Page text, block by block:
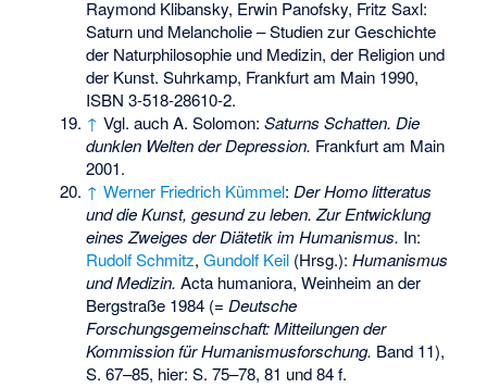
Raymond Klibansky, Erwin Panofsky, Fritz Saxl:
Saturn und Melancholie – Studien zur Geschichte
der Naturphilosophie und Medizin, der Religion und
der Kunst. Suhrkamp, Frankfurt am Main 1990,
ISBN 3-518-28610-2.
↑ Vgl. auch A. Solomon:Saturns Schatten. Die
dunklen Welten der Depression. Frankfurt am Main
2001.
↑ Werner Friedrich Kümmel:Der Homo litteratus
und die Kunst, gesund zu leben. Zur Entwicklung
eines Zweiges der Diätetik im Humanismus. In:
Rudolf Schmitz,Gundolf Keil (Hrsg.):Humanismus
und Medizin. Acta humaniora, Weinheim an der
Bergstraße 1984 (=Deutsche
Forschungsgemeinschaft: Mitteilungen der
Kommission für Humanismusforschung. Band 11),
S. 67–85, hier: S. 75–78, 81 und 84 f.